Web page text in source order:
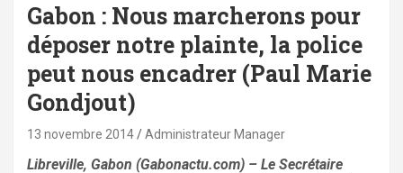
Gabon : Nous marcherons pour
déposer notre plainte, la police
peut nous encadrer (Paul Marie
Gondjout)
13 novembre 2014 Administrateur Manager
Libreville, Gabon (Gabonactu.com) – Le Secrétaire